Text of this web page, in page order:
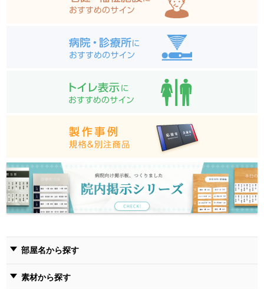
部屋名から探す
素材から探す